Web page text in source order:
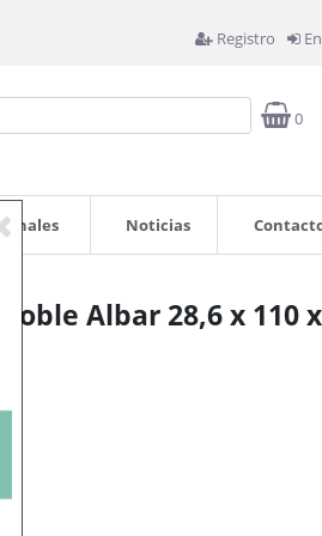
Registro
0
Noticias
Albar 28,6 x 110 x